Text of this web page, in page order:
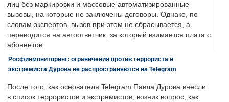
лиц без маркировки и массовые автоматизированные
вызовы, на которые не заключены договоры. Однако, по
словам экспертов, вызов при этом не сбрасывается, а
переводится на автоответчик, за который взимается плата с
абонентов.
Росфинмониторинг: ограничения против террориста и
экстремиста Дурова не распространяются на Telegram
После того, как основателя Telegram Павла Дурова внесли
в список террористов и экстремистов, возник вопрос, как